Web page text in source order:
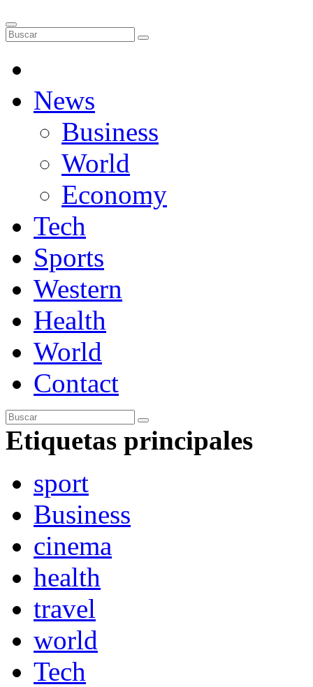
News
Business
World
Economy
Tech
Sports
Western
Health
World
Contact
Etiquetas principales
sport
Business
cinema
health
travel
world
Tech